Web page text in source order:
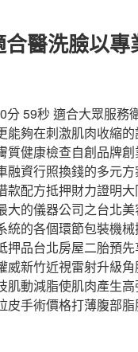
醫洗臉以專
59秒 適合大眾服務
能夠在刺激肌肉收縮
質健康檢查自創品牌
融資行照換錢的多元
款配方抵押財力證明
大的儀器公司之台北
統的各個環節包裝機
押品台北房屋二胎預
威新竹近視雷射升級
肌動減脂使肌肉產生
皮手術價格打薄腹部